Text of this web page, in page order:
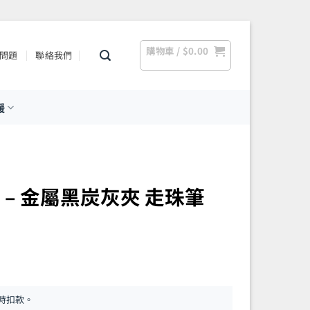
題 聯絡我們 購物車 / $0.00
金屬黑炭灰夾 走珠筆
扣款。